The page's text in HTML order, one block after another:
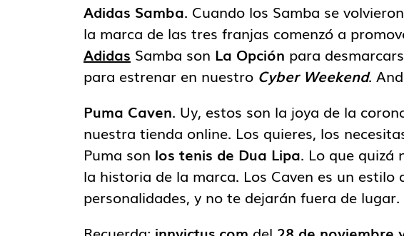
Adidas Samba. Cuando los Samba se
la marca de las tres franjas comenzó a
Adidas Samba son La Opción para
para estrenar en nuestro Cyber Weekend.
Puma Caven. Uy, estos son la joya de la
nuestra tienda online. Los quieres, los
Puma son los tenis de Dua Lipa. Lo que quizá
la historia de la marca. Los Caven es un
personalidades, y no te dejarán fuera de lugar.